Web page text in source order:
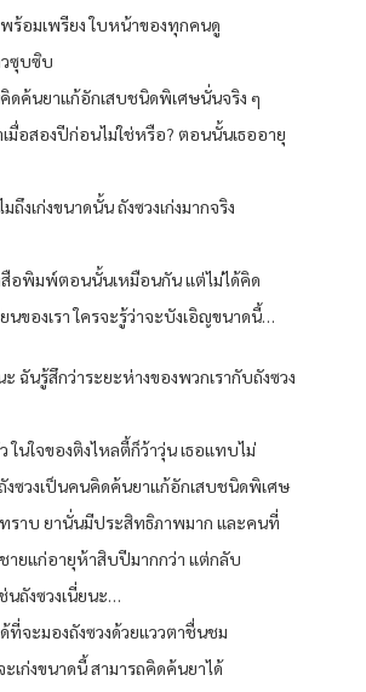
อมเพรียง ใบหน้าของทุกคนดู
ซุบซิบ
คิดค้นยาแก้อักเสบชนิดพิเศษนั่นจริง ๆ
มื่อสองปีก่อนไม่ใช่หรือ? ตอนนั้นเธออายุ
ถึงเก่งขนาดนั้น ถังซวงเก่งมากจริง
สือพิมพ์ตอนนั้นเหมือนกัน แต่ไม่ได้คิด
นของเรา ใครจะรู้ว่าจะบังเอิญขนาดนี้…
ะ ฉันรู้สึกว่าระยะห่างของพวกเรากับถังซวง
นใจของติงไหลตี้ก็ว้าวุ่น เธอแทบไม่
งซวงเป็นคนคิดค้นยาแก้อักเสบชนิดพิเศษ
ราบ ยานั่นมีประสิทธิภาพมาก และคนที่
ายแก่อายุห้าสิบปีมากกว่า แต่กลับ
นถังซวงเนี่ยนะ…
ที่จะมองถังซวงด้วยแววตาชื่นชม
ะเก่งขนาดนี้ สามารถคิดค้นยาได้